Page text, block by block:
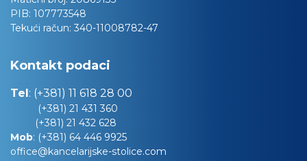
PIB: 107773548
Tekući račun: 340-11008782-47
Kontakt podaci
Tel: (+381) 11 618 28 00
(+381) 21 431 360
(+381) 21 432 628
Mob: (+381) 64 446 9925
office@kancelarijske-stolice.com